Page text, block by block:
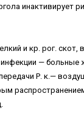
инактивирует
и кр. рог.
инфекции —
Р. к.—